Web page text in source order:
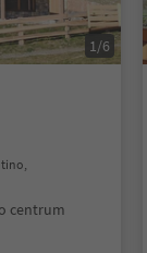
1/6
centrum